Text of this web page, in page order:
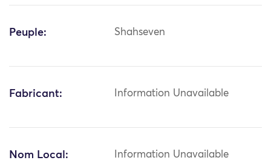
Peuple: Shahseven
Fabricant: Information Unavailable
Nom Local: Information Unavailable